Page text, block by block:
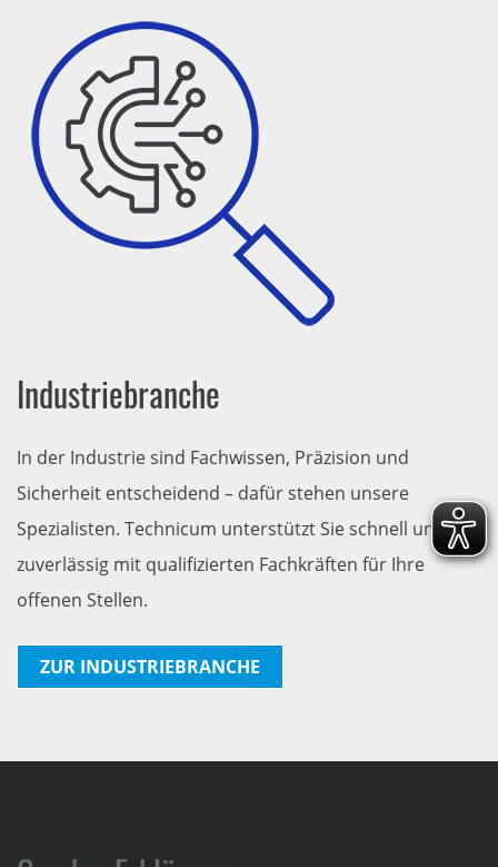
Industriebranche
In der Industrie sind Fachwissen, Präzision und
Sicherheit entscheidend – dafür stehen unsere
Spezialisten. Technicum unterstützt Sie schnell und
zuverlässig mit qualifizierten Fachkräften für Ihre
offenen Stellen.
ZUR INDUSTRIEBRANCHE